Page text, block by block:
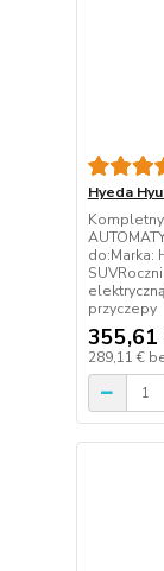
Hyeda
do:Marka:
przyczepy
355,61
289,11 €